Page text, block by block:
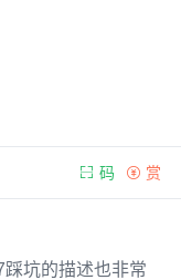
赏
码
坑的描述也非常